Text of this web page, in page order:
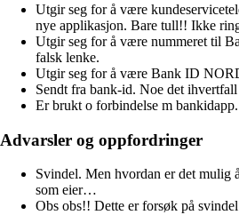
Utgir seg for å være
nye applikasjon. Bare tull!! Ikke
Utgir seg for å være nummeret til
falsk lenke.
Utgir seg for å være Bank ID
Sendt fra bank-id. Noe det
Er brukt o forbindelse m
Advarsler og oppfordringer
Svindel. Men hvordan er det mulig
som eier…
Obs obs!! Dette er forsøk på